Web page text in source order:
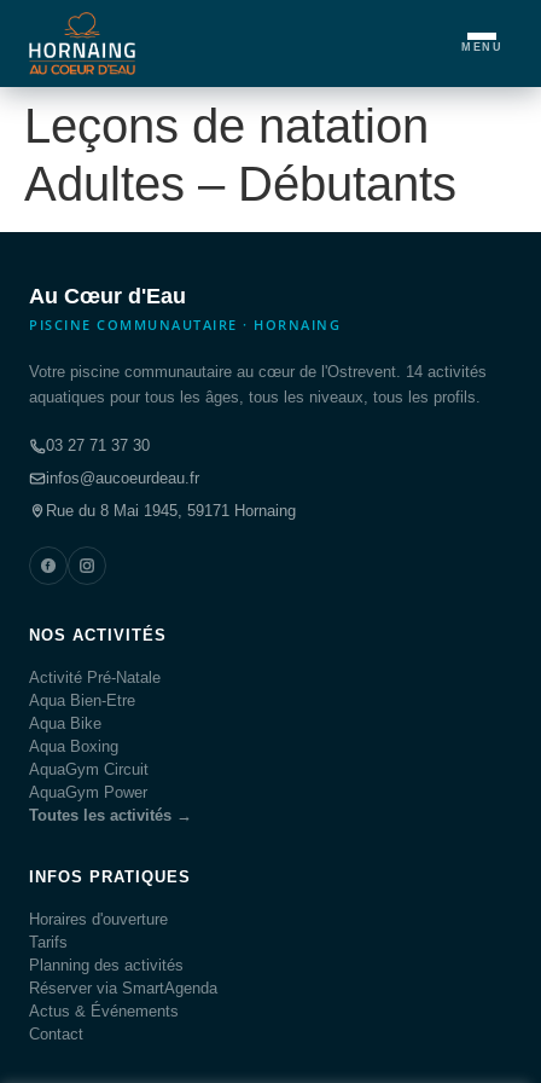
MENU
Leçons de natation
Adultes – Débutants
Au Cœur d'Eau
PISCINE COMMUNAUTAIRE · HORNAING
Votre piscine communautaire au cœur de l'Ostrevent. 14 activités
aquatiques pour tous les âges, tous les niveaux, tous les profils.
03 27 71 37 30
infos@aucoeurdeau.fr
Rue du 8 Mai 1945, 59171 Hornaing
NOS ACTIVITÉS
Activité Pré-Natale
Aqua Bien-Etre
Aqua Bike
Aqua Boxing
AquaGym Circuit
AquaGym Power
Toutes les activités →
INFOS PRATIQUES
Horaires d'ouverture
Tarifs
Planning des activités
Réserver via SmartAgenda
Actus & Événements
Contact